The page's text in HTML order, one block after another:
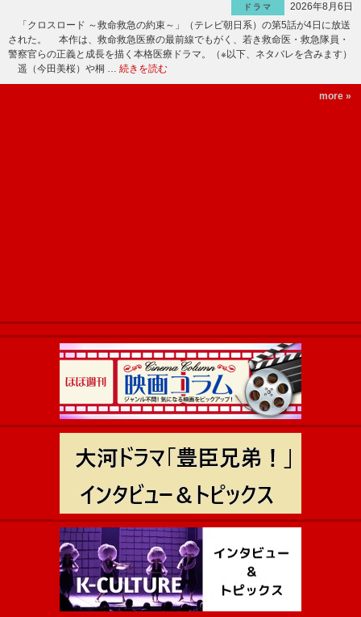
ドラマ
2026年8月6日
「クロスロード ～救命救急の約束～」（テレビ朝日系）の第5話が4日に放送
された。 本作は、救命救急医療の最前線でもがく、若き救命医・救急隊員・
警察官らの正義と成長を描く本格医療ドラマ。（※以下、ネタバレを含みます）
遥（今田美桜）や桐 … 続きを読む
more »